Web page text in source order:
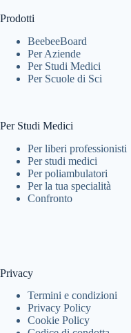
Prodotti
BeebeeBoard
Per Aziende
Per Studi Medici
Per Scuole di Sci
Per Studi Medici
Per liberi professionisti
Per studi medici
Per poliambulatori
Per la tua specialità
Confronto
Privacy
Termini e condizioni
Privacy Policy
Cookie Policy